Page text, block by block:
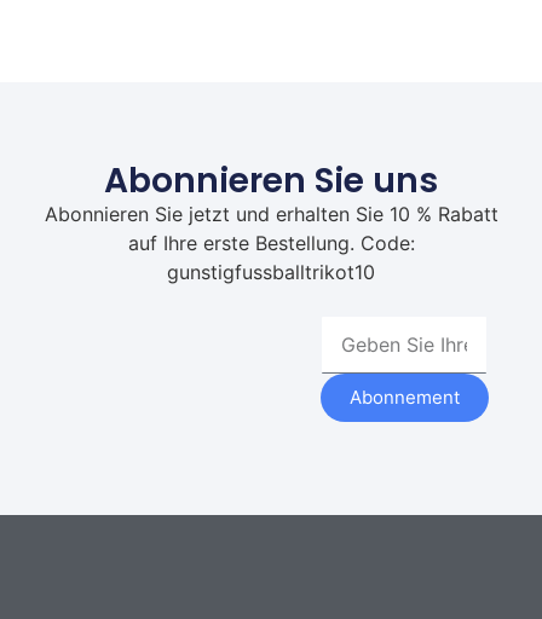
Abonnieren Sie uns
Abonnieren Sie jetzt und erhalten Sie 10 % Rabatt
auf Ihre erste Bestellung. Code:
gunstigfussballtrikot10
Abonnement